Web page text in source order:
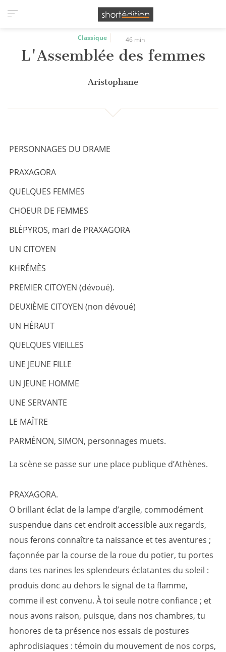
Panneau de gestion des cookies
Classique 46 min
L'Assemblée des femmes
Aristophane
PERSONNAGES DU DRAME
PRAXAGORA
QUELQUES FEMMES
CHOEUR DE FEMMES
BLÉPYROS, mari de PRAXAGORA
UN CITOYEN
KHRÉMÈS
PREMIER CITOYEN (dévoué).
DEUXIÈME CITOYEN (non dévoué)
UN HÉRAUT
QUELQUES VIEILLES
UNE JEUNE FILLE
UN JEUNE HOMME
UNE SERVANTE
LE MAÎTRE
PARMÉNON, SIMON, personnages muets.
La scène se passe sur une place publique d’Athènes.
PRAXAGORA.
O brillant éclat de la lampe d’argile, commodément
suspendue dans cet endroit accessible aux regards,
nous ferons connaître ta naissance et tes aventures ;
façonnée par la course de la roue du potier, tu portes
dans tes narines les splendeurs éclatantes du soleil :
produis donc au dehors le signal de ta flamme,
comme il est convenu. À toi seule notre confiance ; et
nous avons raison, puisque, dans nos chambres, tu
honores de ta présence nos essais de postures
aphrodisiaques : témoin du mouvement de nos corps,